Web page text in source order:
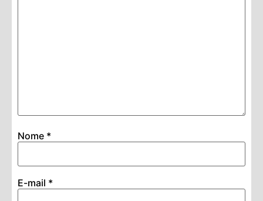
Nome *
E-mail *